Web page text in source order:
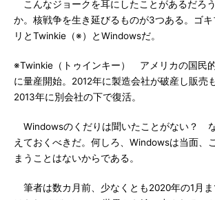
こんなジョークを耳にしたことがあるだろう
か。核戦争を生き延びるものが3つある。ゴキ
リとTwinkie（※）とWindowsだ。
※Twinkie（トゥインキー） アメリカの国民
に量産開始。2012年に製造会社が破産し販売
2013年に別会社の下で復活。
Windowsのくだりは聞いたことがない？
えておくべきだ。何しろ、Windowsは当面、
まうことはないからである。
筆者は数カ月前、少なくとも2020年の1月